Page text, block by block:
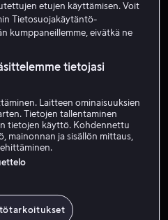
ALK. 3,99 €
etujen käyttämisen. Voit
Tietosuojakäytäntö-
kumppaneillemme, eivätkä ne
tietojasi
Laitteen ominaisuuksien
Tietojen tallentaminen
tietojen käyttö. Kohdennettu
mainonnan ja sisällön mittaus,